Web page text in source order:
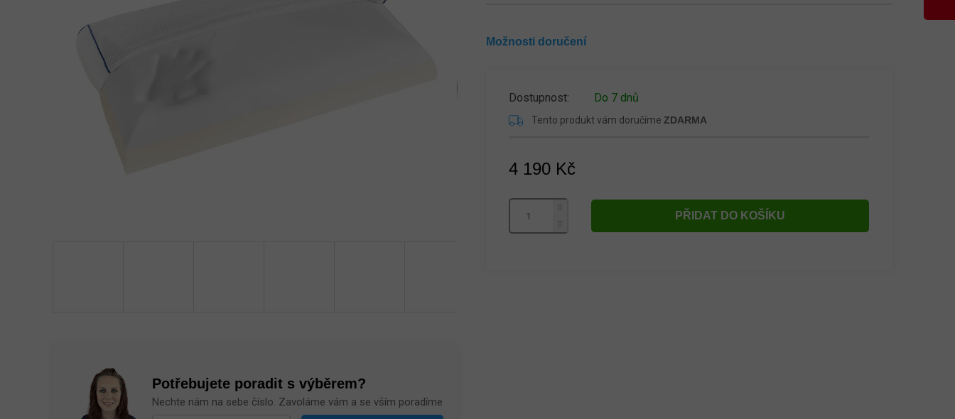
Potřebujete poradit s výběrem?
Nechte nám na sebe číslo. Zavoláme vám a se vším poradíme
4 190 Kč
Do 7 dnů
Tento produkt vám doručímeZDARMA
PŘIDAT DO KOŠÍKU
Možnosti doručení